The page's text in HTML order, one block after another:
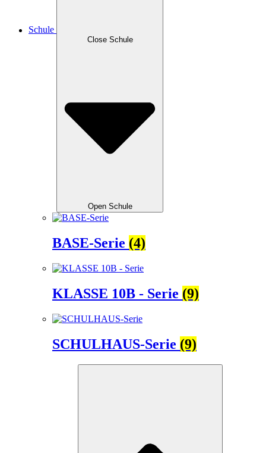
Schule
Close Schule
Open Schule
BASE-Serie (4)
KLASSE 10B - Serie (9)
SCHULHAUS-Serie (9)